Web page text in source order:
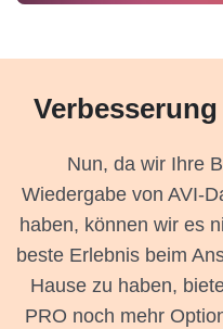
Nun, da wir Ihre
Wiedergabe von AVI-
haben, können wir es
beste Erlebnis beim
Hause zu haben,
PRO noch mehr